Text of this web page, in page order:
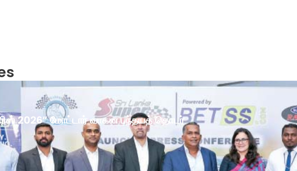
2026” மோட்டார் வாகன பந்தயத் தொடர்